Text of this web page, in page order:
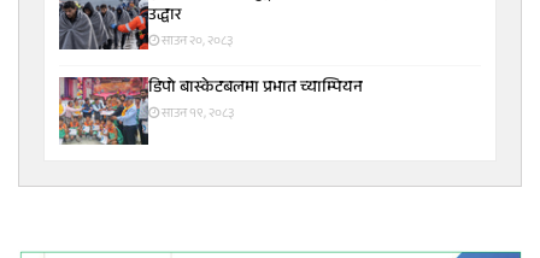
उद्धार
साउन २०, २०८३
डिपो बास्केटबलमा प्रभात च्याम्पियन
साउन १९, २०८३